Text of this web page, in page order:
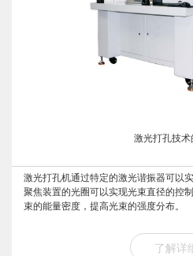
激光打孔技
激光打孔机通过特定的激光谐振器可以
聚焦装置的光圈可以实现光束直径的控
束的能量密度，提高光束的强度分布。
了解详